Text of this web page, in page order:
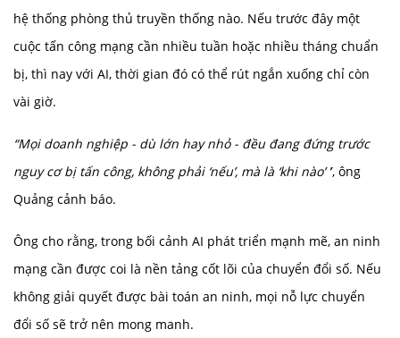
hệ thống phòng thủ truyền thống nào. Nếu trước đây một
cuộc tấn công mạng cần nhiều tuần hoặc nhiều tháng chuẩn
bị, thì nay với AI, thời gian đó có thể rút ngắn xuống chỉ còn
vài giờ.
“Mọi doanh nghiệp - dù lớn hay nhỏ - đều đang đứng trước
nguy cơ bị tấn công, không phải ‘nếu’, mà là ‘khi nào’ ’’, ông
Quảng cảnh báo.
Ông cho rằng, trong bối cảnh AI phát triển mạnh mẽ, an ninh
mạng cần được coi là nền tảng cốt lõi của chuyển đổi số. Nếu
không giải quyết được bài toán an ninh, mọi nỗ lực chuyển
đổi số sẽ trở nên mong manh.